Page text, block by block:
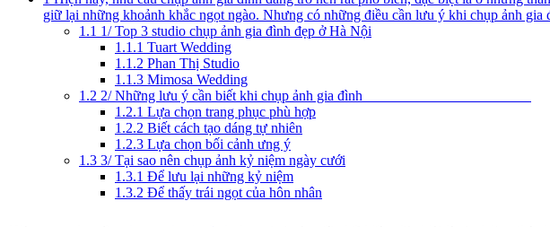
giữ lại những khoảnh khắc ngọt ngào. Nhưng có những điều cần lưu ý khi chụp ảnh
1.1 1/ Top 3 studio chụp ảnh gia đình đẹp ở Hà Nội
1.1.1 Tuart Wedding
1.1.2 Phan Thị Studio
1.1.3 Mimosa Wedding
1.2 2/ Những lưu ý cần biết khi chụp ảnh gia đình
1.2.1 Lựa chọn trang phục phù hợp
1.2.2 Biết cách tạo dáng tự nhiên
1.2.3 Lựa chọn bối cảnh ưng ý
1.3 3/ Tại sao nên chụp ảnh kỷ niệm ngày cưới
1.3.1 Để lưu lại những kỷ niệm
1.3.2 Để thấy trái ngọt của hôn nhân